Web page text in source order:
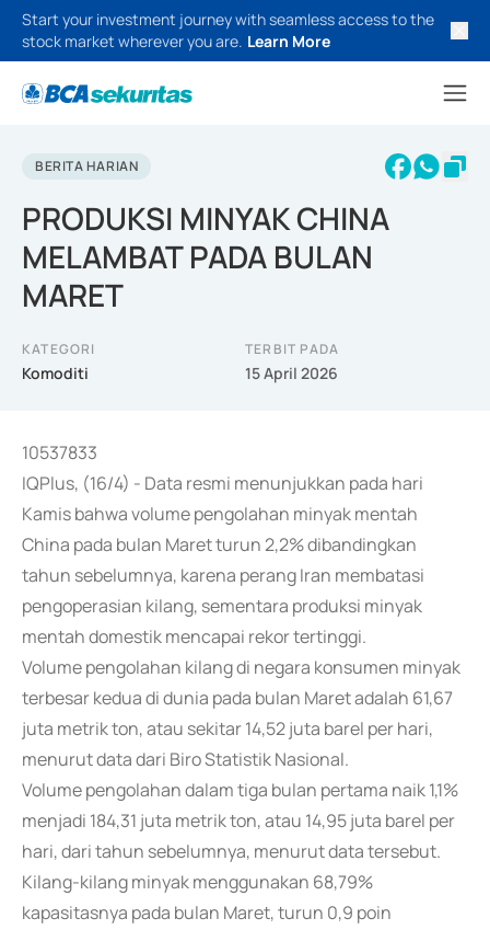
Start your investment journey with seamless access to the
stock market wherever you are. Learn More
BERITA HARIAN
PRODUKSI MINYAK CHINA
MELAMBAT PADA BULAN
MARET
KATEGORI
Komoditi
TERBIT PADA
15 April 2026
10537833
IQPlus, (16/4) - Data resmi menunjukkan pada hari
Kamis bahwa volume pengolahan minyak mentah
China pada bulan Maret turun 2,2% dibandingkan
tahun sebelumnya, karena perang Iran membatasi
pengoperasian kilang, sementara produksi minyak
mentah domestik mencapai rekor tertinggi.
Volume pengolahan kilang di negara konsumen minyak
terbesar kedua di dunia pada bulan Maret adalah 61,67
juta metrik ton, atau sekitar 14,52 juta barel per hari,
menurut data dari Biro Statistik Nasional.
Volume pengolahan dalam tiga bulan pertama naik 1,1%
menjadi 184,31 juta metrik ton, atau 14,95 juta barel per
hari, dari tahun sebelumnya, menurut data tersebut.
Kilang-kilang minyak menggunakan 68,79%
kapasitasnya pada bulan Maret, turun 0,9 poin